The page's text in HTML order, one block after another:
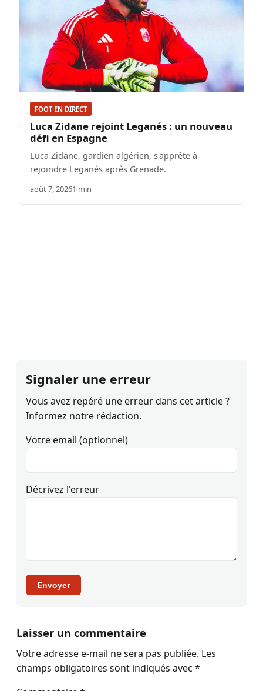
FOOT EN DIRECT
Luca Zidane rejoint Leganés : un nouveau
défi en Espagne
Luca Zidane, gardien algérien, s'apprête à
rejoindre Leganés après Grenade.
août 7, 20261 min
Signaler une erreur
Vous avez repéré une erreur dans cet article ?
Informez notre rédaction.
Votre email (optionnel)
Décrivez l'erreur
Envoyer
Laisser un commentaire
Votre adresse e-mail ne sera pas publiée. Les
champs obligatoires sont indiqués avec *